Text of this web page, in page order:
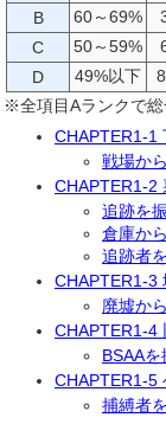
B
60～69%
C
50～59%
D
49%以下
※全項目Aランクで総
CHAPTER1-1
戦場か
CHAPTER1-2
追跡を
倉庫か
追跡者
CHAPTER1-3
廃墟か
CHAPTER1-
BSAA
CHAPTER1-5
捕縛者